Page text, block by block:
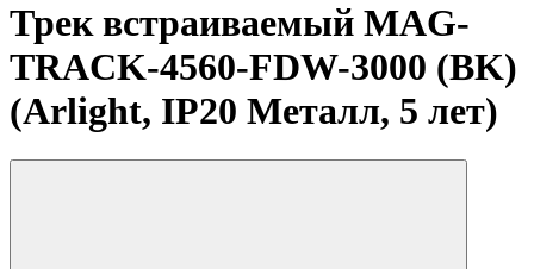
Трек встраиваемый MAG-
TRACK-4560-FDW-3000 (BK)
(Arlight, IP20 Металл, 5 лет)